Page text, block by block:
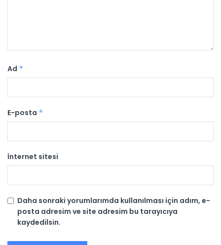
Ad *
E-posta *
İnternet sitesi
Daha sonraki yorumlarımda kullanılması için adım, e-
posta adresim ve site adresim bu tarayıcıya
kaydedilsin.